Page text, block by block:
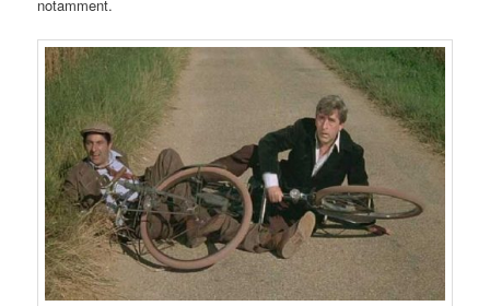
notamment.